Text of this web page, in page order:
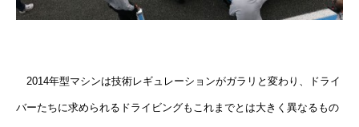
2014年型マシンは技術レギュレーションがガラリと変わり、ドライ
バーたちに求められるドライビングもこれまでとは大きく異なるもの